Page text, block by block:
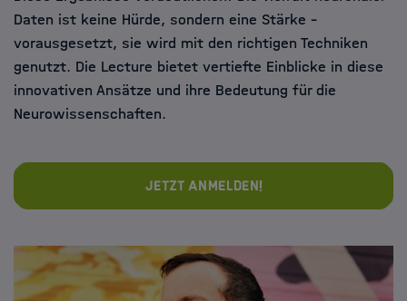
Daten ist keine Hürde, sondern eine Stärke –
vorausgesetzt, sie wird mit den richtigen Techniken
genutzt. Die Lecture bietet vertiefte Einblicke in diese
innovativen Ansätze und ihre Bedeutung für die
Neurowissenschaften.
Jetzt anmelden!